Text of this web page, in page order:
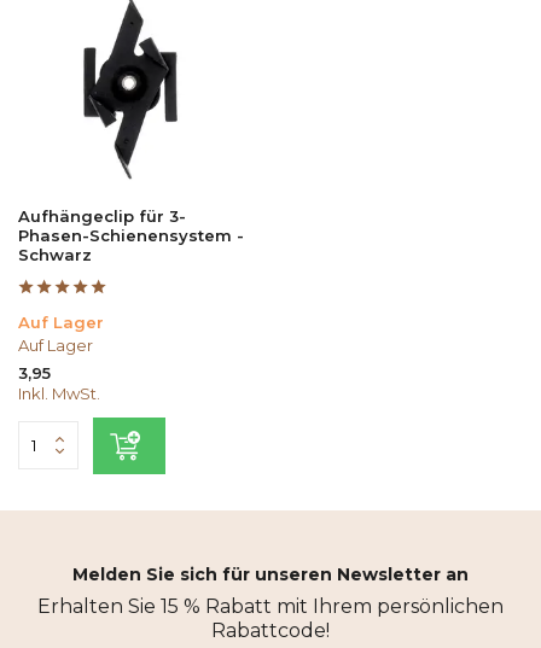
Aufhängeclip für 3-
Phasen-Schienensystem -
Schwarz
Auf Lager
Auf Lager
3,95
Inkl. MwSt.
Melden Sie sich für unseren Newsletter an
Erhalten Sie 15 % Rabatt mit Ihrem persönlichen
Rabattcode!